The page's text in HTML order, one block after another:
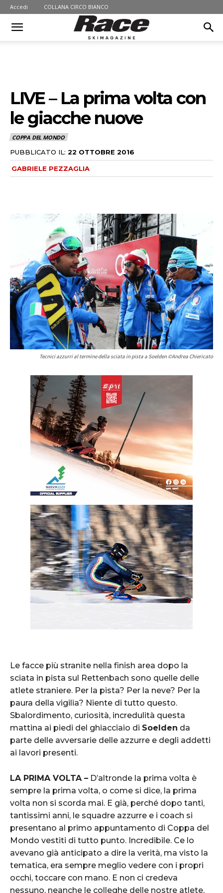
Accedi COLLANA CIRCO BIANCO
LIVE – La prima volta con
le giacche nuove
COPPA DEL MONDO
PUBBLICATO IL: 22 OTTOBRE 2016
GABRIELE PEZZAGLIA
Tecnici azzurri al termine della sciata in pista a Soelden ©Andrea Chiericato
Le facce più stranite nella finish area dopo la
sciata in pista sul Rettenbach sono quelle delle
atlete straniere. Per la pista? Per la neve? Per la
paura della vigilia? Niente di tutto questo.
Sbalordimento, curiosità, incredulità questa
mattina ai piedi del ghiacciaio di Soelden da
parte delle avversarie delle azzurre e degli addetti
ai lavori presenti.
LA PRIMA VOLTA – D’altronde la prima volta è
sempre la prima volta, o come si dice, la prima
volta non si scorda mai. E già, perché dopo tanti,
tantissimi anni, le squadre azzurre e i coach si
presentano al primo appuntamento di Coppa del
Mondo vestiti di tutto punto. Incredibile. Ce lo
avevano già anticipato a dire la verità, ma visto la
tematica, era sempre meglio vedere con i propri
occhi, toccare con mano. E non ci credeva
nessuno, neanche le colleghe delle nostre atlete,